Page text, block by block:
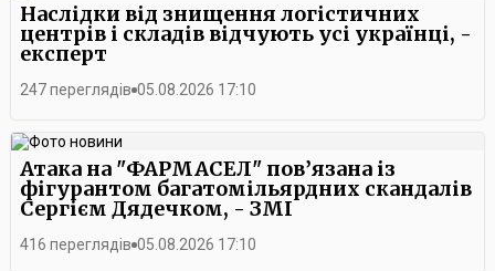
Наслідки від знищення логістичних
центрів і складів відчують усі українці, -
експерт
247 переглядів 05.08.2026 17:10
Атака на "ФАРМАСЕЛ" пов’язана із
фігурантом багатомільярдних скандалів
Сергієм Дядечком, - ЗМІ
416 переглядів 05.08.2026 17:10